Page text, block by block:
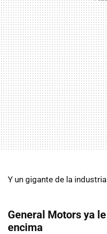
Y un gigante de la
General Motors ya
encima